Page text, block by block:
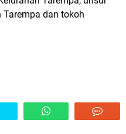
dan tokoh